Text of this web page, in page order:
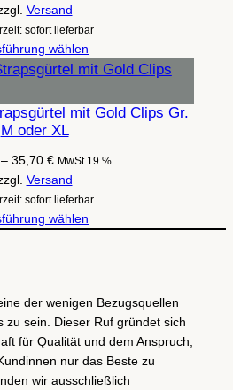
35,00 €
bis
44,99 €
Versand
sofort lieferbar
wählen
mit Gold Clips Gr.
M oder XL
– 35,70 €Preisspanne:
30,00 €
bis
35,70 €
MwSt 19 %.
Versand
sofort lieferbar
wählen
der wenigen Bezugsquellen
zu sein. Dieser Ruf gründet sich
für Qualität und dem Anspruch,
nur das Beste zu
wir ausschließlich